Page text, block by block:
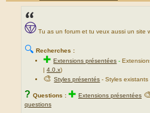
Tu as un forum et tu veux aussi un site
🔍 Recherches :
✚Extensions présentées -
|4.0.x)
🎨Styles présentés - Styles existants
? Questions : ✚ Extensions présentées
questions